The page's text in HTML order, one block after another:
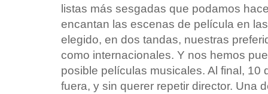
listas más sesgadas que podamos
encantan las escenas de película en
elegido, en dos tandas, nuestras
como internacionales. Y nos hemos
posible películas musicales. Al final, 10
fuera, y sin querer repetir director. Una